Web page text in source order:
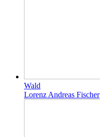
Wald
Lorenz Andreas Fischer